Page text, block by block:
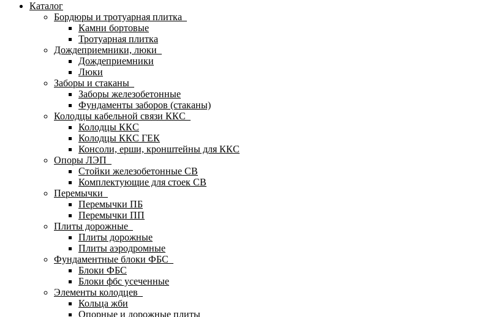
Каталог
Бордюры и тротуарная плитка
Камни бортовые
Тротуарная плитка
Дождеприемники, люки
Дождеприемники
Люки
Заборы и стаканы
Заборы железобетонные
Фундаменты заборов (стаканы)
Колодцы кабельной связи ККС
Колодцы ККС
Колодцы ККС ГЕК
Консоли, ерши, кронштейны для ККС
Опоры ЛЭП
Стойки железобетонные СВ
Комплектующие для стоек СВ
Перемычки
Перемычки ПБ
Перемычки ПП
Плиты дорожные
Плиты дорожные
Плиты аэродромные
Фундаментные блоки ФБС
Блоки ФБС
Блоки фбс усеченные
Элементы колодцев
Кольца жби
Опорные и дорожные плиты